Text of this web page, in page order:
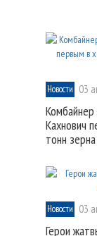
Новости 03
Кахнович
тонн
Новости 03
Герои